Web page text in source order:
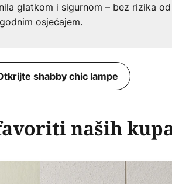
glatkom i sigurnom – bez rizika
osjećajem.
shabby chic lampe
naših